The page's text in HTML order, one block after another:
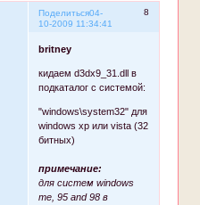
Поделиться 8
04-
10-2009 11:34:41
britney
кидаем d3dx9_31.dll в
подкаталог с системой:
"windows\system32" для
windows xp или vista (32
битных)
примечание:
для систем windows
me, 95 and 98 в